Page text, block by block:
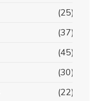
(25)
(37)
(45)
(30)
(22)